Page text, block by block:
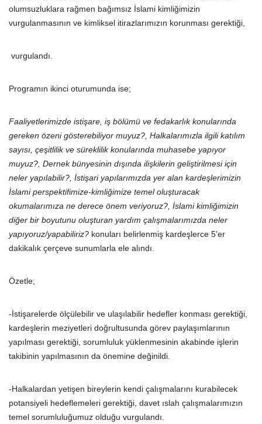
olumsuzluklara rağmen bağımsız İslami kimliğimizin
vurgulanmasının ve kimliksel itirazlarımızın korunması gerektiği,
vurgulandı.
Programın ikinci oturumunda ise;
Faaliyetlerimizde istişare, iş bölümü ve fedakarlık konularında
gereken özeni gösterebiliyor muyuz?, Halkalarımızla ilgili katılım
sayısı, çeşitlilik ve süreklilik konularında muhasebe yapıyor
muyuz?, Dernek bünyesinin dışında ilişkilerin geliştirilmesi için
neler yapılabilir?, İstişari yapılarımızda yer alan kardeşlerimizin
İslami perspektifimize-kimliğimize temel oluşturacak
okumalarımıza ne derece önem veriyoruz?, İslami kimliğimizin
diğer bir boyutunu oluşturan yardım çalışmalarımızda neler
yapıyoruz/yapabiliriz? konuları belirlenmiş kardeşlerce 5'er
dakikalık çerçeve sunumlarla ele alındı.
Özetle;
-İstişarelerde ölçülebilir ve ulaşılabilir hedefler konması gerektiği,
kardeşlerin meziyetleri doğrultusunda görev paylaşımlarının
yapılması gerektiği, sorumluluk yüklenmesinin akabinde işlerin
takibinin yapılmasının da önemine değinildi.
-Halkalardan yetişen bireylerin kendi çalışmalarını kurabilecek
potansiyeli hedeflemeleri gerektiği, davet ıslah çalışmalarımızın
temel sorumluluğumuz olduğu vurgulandı.